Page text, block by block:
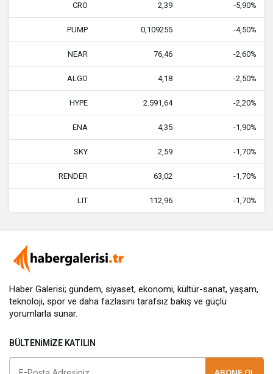
CRO 2,39 -5,90%
PUMP 0,109255 -4,50%
NEAR 76,46 -2,60%
ALGO 4,18 -2,50%
HYPE 2.591,64 -2,20%
ENA 4,35 -1,90%
SKY 2,59 -1,70%
RENDER 63,02 -1,70%
LIT 112,96 -1,70%
Haber Galerisi; gündem, siyaset, ekonomi, kültür-sanat, yaşam,
teknoloji, spor ve daha fazlasını tarafsız bakış ve güçlü
yorumlarla sunar.
BÜLTENIMIZE KATILIN